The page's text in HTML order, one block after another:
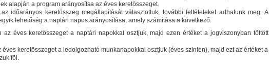
alapján a program arányosítsa az éves keretösszeget.
időarányos keretösszeg megállapítását választottuk, további feltételeket adhatunk meg. A
lehetőség a naptári napos arányosítása, amely számítása a következő:
éves keretösszeget a naptári napokkal osztjuk, majd ezen értéket a jogviszonyban töltött
keretösszeget a ledolgozható munkanapokkal osztjuk (éves szinten), majd ezt az értéket a
föl.